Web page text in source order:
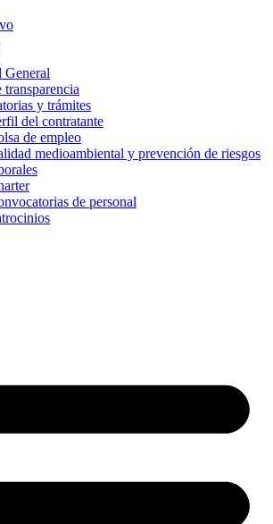
General
transparencia
y trámites
del contratante
de empleo
medioambiental y prevención de riesgos
de personal